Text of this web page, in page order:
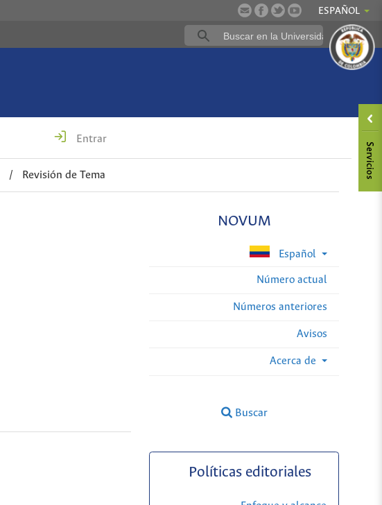
ESPAÑOL
Entrar
/ Revisión de Tema
NOVUM
Español
Número actual
Números anteriores
Avisos
Acerca de
Buscar
Políticas editoriales